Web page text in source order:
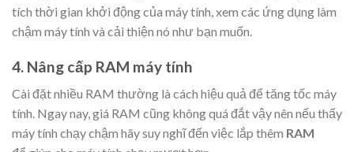
tích thời gian khởi động của máy tính, xem các ứng dụng làm
chậm máy tính và cải thiện nó như bạn muốn.
4. Nâng cấp RAM máy tính
Cài đặt nhiều RAM thường là cách hiệu quả để tăng tốc máy
tính. Ngay nay, giá RAM cũng không quá đắt vậy nên nếu thấy
máy tính chạy chậm hãy suy nghĩ đến việc lắp thêm RAM